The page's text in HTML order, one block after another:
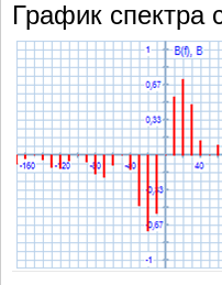
График спектра